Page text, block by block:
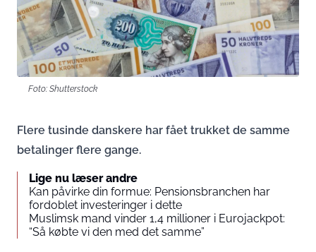
Foto: Shutterstock
Flere tusinde danskere har fået trukket de samme
betalinger flere gange.
Lige nu læser andre
Kan påvirke din formue: Pensionsbranchen har
fordoblet investeringer i dette
Muslimsk mand vinder 1,4 millioner i Eurojackpot:
“Så købte vi den med det samme”